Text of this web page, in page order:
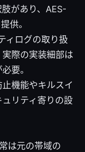
があり、AES-
供。
ィログの取り扱
際の実装細部は
要。
機能やキルスイ
リティ寄りの設
は元の帯域の